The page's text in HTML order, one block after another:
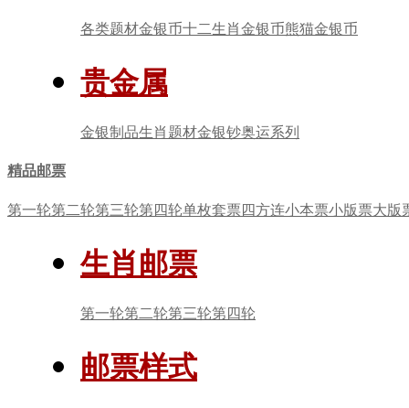
各类题材金银币十二生肖金银币熊猫金银币
贵金属
金银制品生肖题材金银钞奥运系列
精品邮票
第一轮第二轮第三轮第四轮单枚套票 四方连小本票小版票大版
生肖邮票
第一轮第二轮第三轮第四轮
邮票样式